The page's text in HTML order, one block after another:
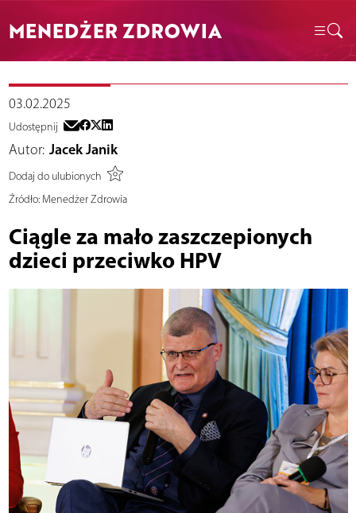
MENEDŻER ZDROWIA
03.02.2025
Udostępnij
Autor: Jacek Janik
Dodaj do ulubionych
Źródło:Menedżer Zdrowia
Ciągle za mało zaszczepionych
dzieci przeciwko HPV